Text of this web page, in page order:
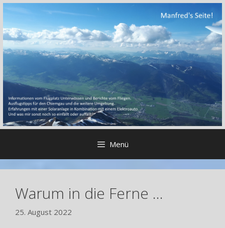
Zum
springen
Menü
Warum in die Ferne …
25. August 2022